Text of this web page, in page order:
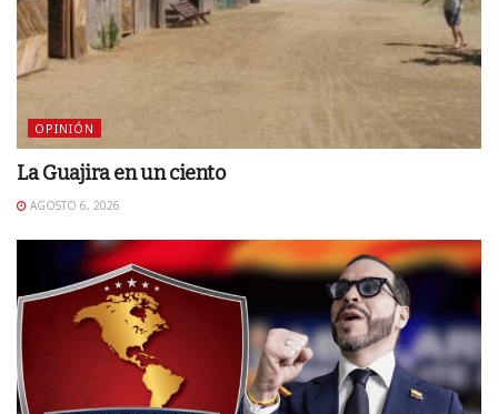
OPINIÓN
La Guajira en un ciento
AGOSTO 6, 2026